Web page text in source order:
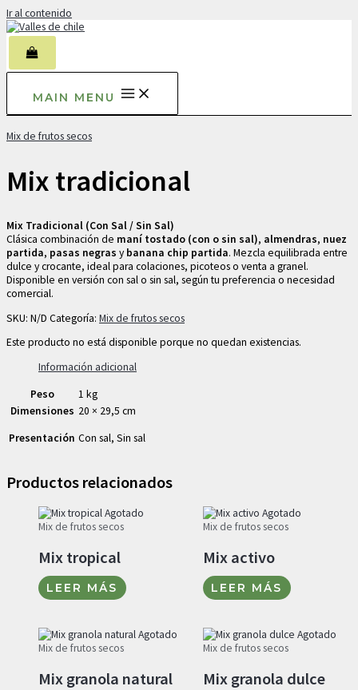
Ir al contenido
MAIN MENU
Mix de frutos secos
Mix tradicional
Mix Tradicional (Con Sal / Sin Sal)
Clásica combinación de maní tostado (con o sin sal), almendras, nuez
partida, pasas negras y banana chip partida. Mezcla equilibrada entre
dulce y crocante, ideal para colaciones, picoteos o venta a granel.
Disponible en versión con sal o sin sal, según tu preferencia o necesidad
comercial.
SKU: N/D Categoría: Mix de frutos secos
Este producto no está disponible porque no quedan existencias.
Información adicional
Peso
1 kg
Dimensiones 20 × 29,5 cm
Presentación Con sal, Sin sal
Productos relacionados
Agotado
Mix de frutos secos
Mix tropical
LEER MÁS
Agotado
Mix de frutos secos
Mix activo
LEER MÁS
Agotado
Mix de frutos secos
Mix granola natural
Agotado
Mix de frutos secos
Mix granola dulce